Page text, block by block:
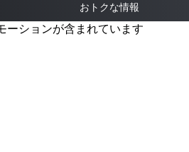
おトクな情報
ーションが含まれています